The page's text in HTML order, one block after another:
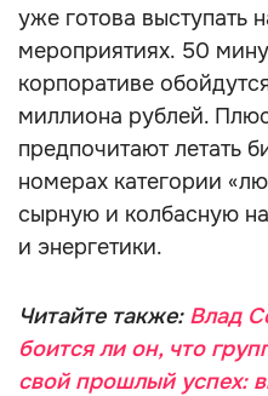
уже готова выступать
мероприятиях. 50
корпоративе
миллиона рублей.
предпочитают летать
номерах категории
сырную и колбасную
и энергетики.
Читайте также: Влад
боится ли он, что
свой прошлый успех: